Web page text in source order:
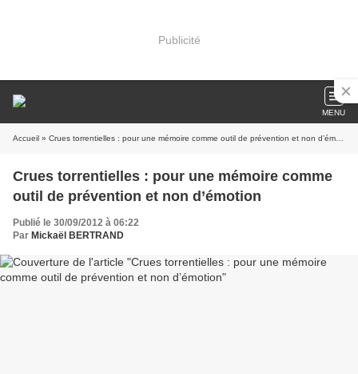
Publicité
MENU
Accueil » Crues torrentielles : pour une mémoire comme outil de prévention et non d’émotion
Crues torrentielles : pour une mémoire comme
outil de prévention et non d’émotion
Publié le 30/09/2012 à 06:22
Par Mickaël BERTRAND